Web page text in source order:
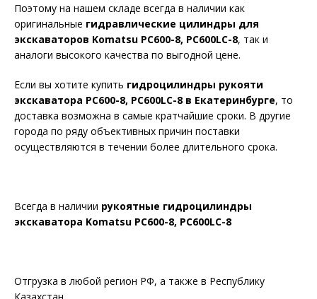
Поэтому на нашем складе всегда в наличии как
оригинальные гидравлические цилиндры для
экскаваторов Komatsu PC600-8, PC600LC-8, так и
аналоги высокого качества по выгодной цене.
Если вы хотите купить гидроцилиндры рукояти
экскаватора PC600-8, PC600LC-8 в Екатеринбурге, то
доставка возможна в самые кратчайшие сроки. В другие
города по ряду объективных причин поставки
осуществляются в течении более длительного срока.
Всегда в наличии рукоятные гидроцилиндры
экскаватора Komatsu PC600-8, PC600LC-8
Отгрузка в любой регион РФ, а также в Республику
Казахстан.